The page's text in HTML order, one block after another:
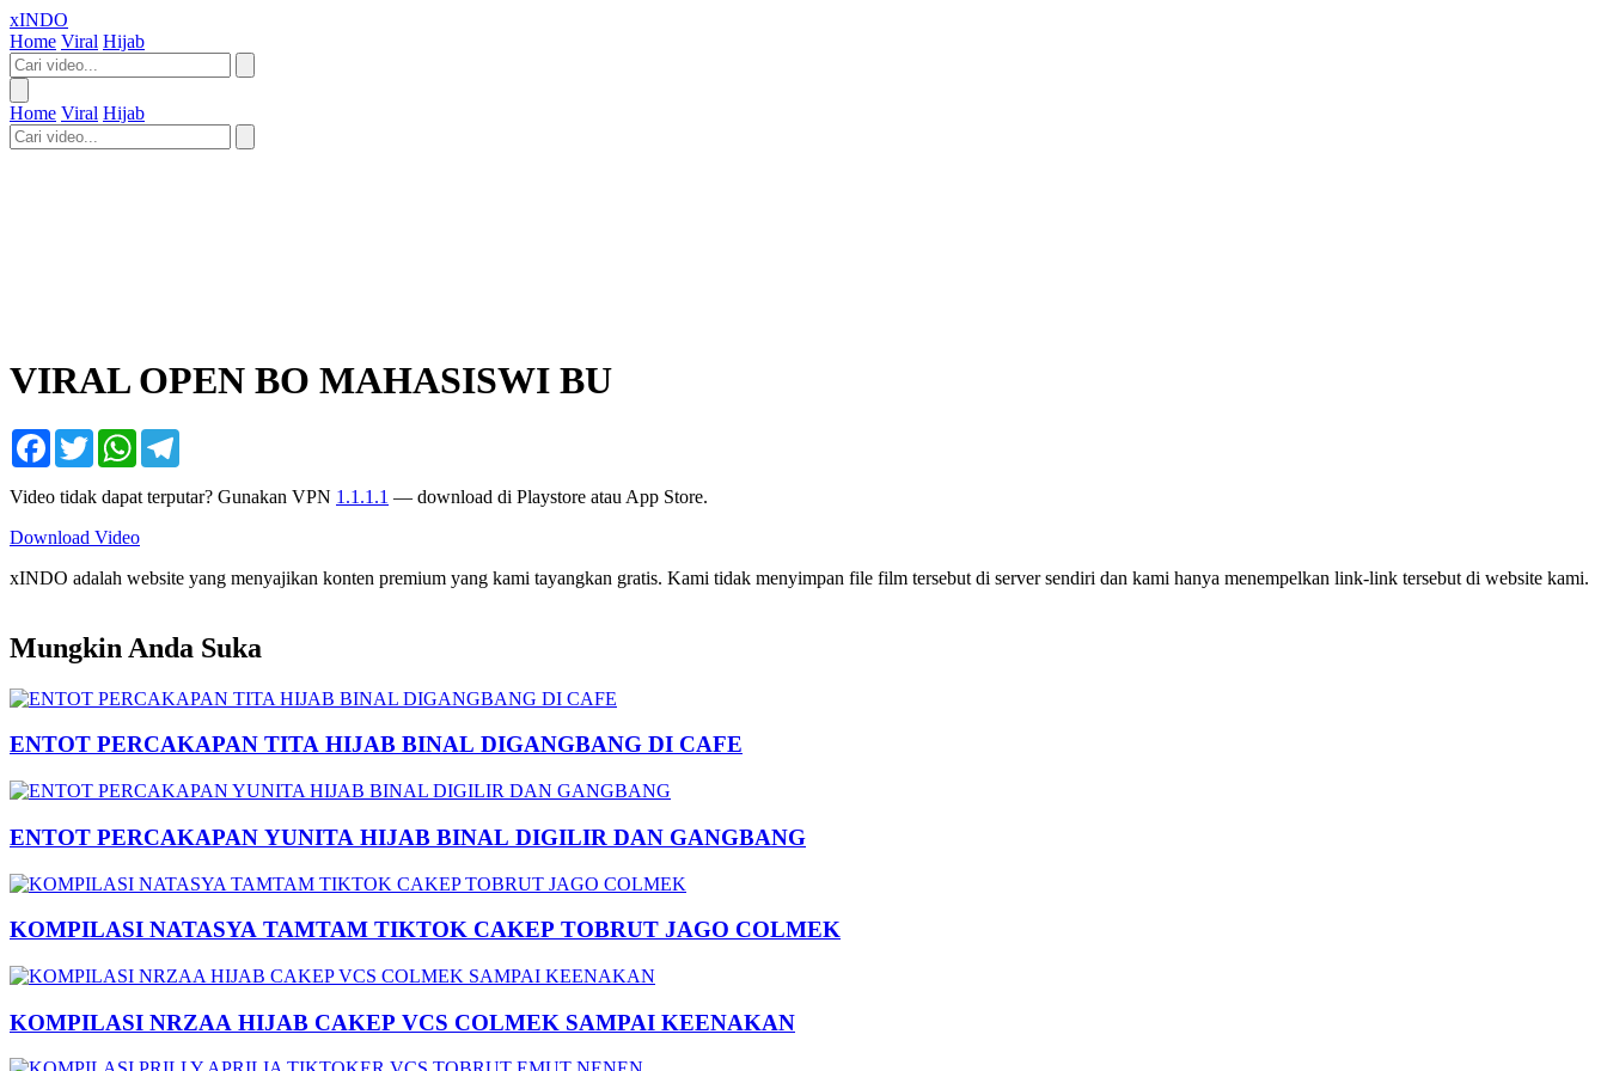
xINDO
Home Viral Hijab
Home Viral Hijab
VIRAL OPEN BO MAHASISWI BU
Facebook
TwitterWhatsApp
Video tidak dapat terputar? Gunakan VPN 1.1.1.1 — download di Playstore atau App Store.
Download Video
xINDO adalah website yang menyajikan konten premium yang kami tayangkan gratis. Kami tidak menyimpan file film tersebut di server sendiri dan kami hanya menempelkan link-link tersebut di website kami.
Mungkin Anda Suka
ENTOT PERCAKAPAN TITA HIJAB BINAL DIGANGBANG DI CAFE
ENTOT PERCAKAPAN YUNITA HIJAB BINAL DIGILIR DAN GANGBANG
KOMPILASI NATASYA TAMTAM TIKTOK CAKEP TOBRUT JAGO COLMEK
KOMPILASI NRZAA HIJAB CAKEP VCS COLMEK SAMPAI KEENAKAN